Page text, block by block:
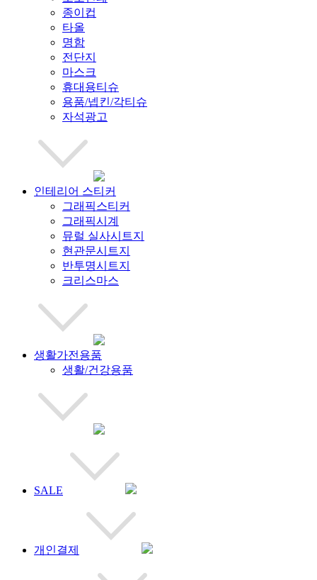
종이컵
타올
명함
전단지
마스크
휴대용티슈
용품/넵킨/각티슈
자석광고
인테리어 스티커
그래픽스티커
그래픽시계
뮤럴 실사시트지
현관문시트지
반투명시트지
크리스마스
생활가전용품
생활/건강용품
SALE
개인결제